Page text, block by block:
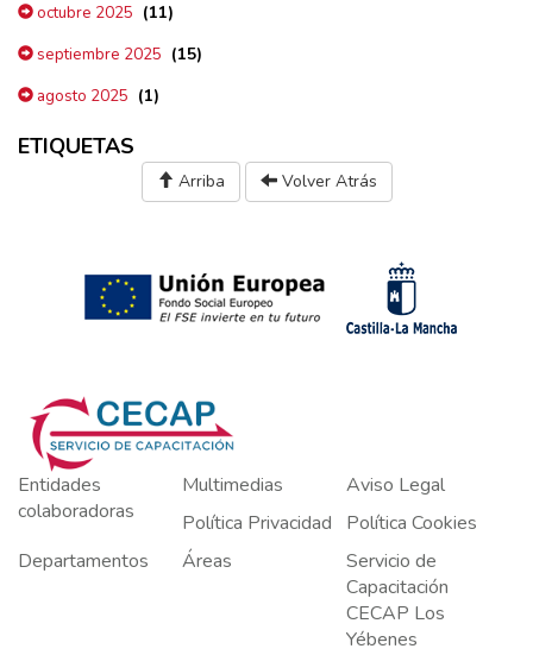
octubre 2025 (11)
septiembre 2025 (15)
agosto 2025 (1)
ETIQUETAS
Arriba Volver Atrás
Entidades
colaboradoras
Multimedias
Aviso Legal
Política Privacidad
Política Cookies
Departamentos
Áreas
Servicio de
Capacitación
CECAP Los
Yébenes